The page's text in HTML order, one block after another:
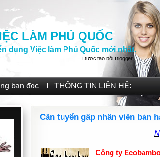
LÀM PHÚ QUỐC
dụng Việc làm Phú Quốc mới nhất.
Được tạo bởi Blogger.
bạn đọc THÔNG TIN LIÊN HỆ:
Cần tuyển gấp nhân viên bán
Công ty